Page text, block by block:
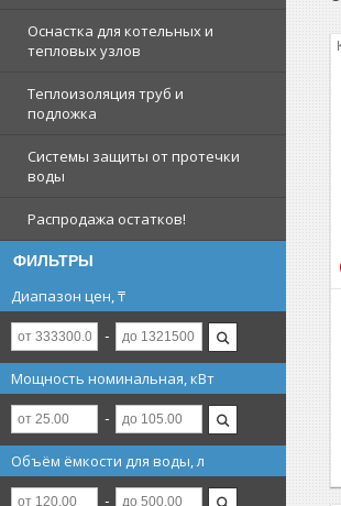
Оснастка для котельных и
тепловых узлов
Теплоизоляция труб и
подложка
Системы защиты от протечки
воды
Распродажа остатков!
ФИЛЬТРЫ
Диапазон цен, ₸
Мощность номинальная, кВт
Объём ёмкости для воды, л